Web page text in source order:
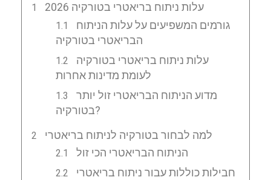
2026 עלות ניתוח בריאטרי בטורקיה
גורמים המשפיעים על עלות הניתוח
הבריאטרי בטורקיה
עלות ניתוח בריאטרי בטורקיה
לעומת מדינות אחרות
מדוע הניתוח הבריאטרי זול יותר
בטורקיה?
למה לבחור בטורקיה לניתוח בריאטרי
הניתוח הבריאטרי הכי זול
חבילות כוללות עבור ניתוח בריאטרי